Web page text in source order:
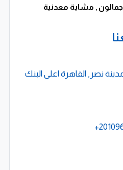
جمالون , مشاية معدنية
نصر, القاهرة اعلى البنك